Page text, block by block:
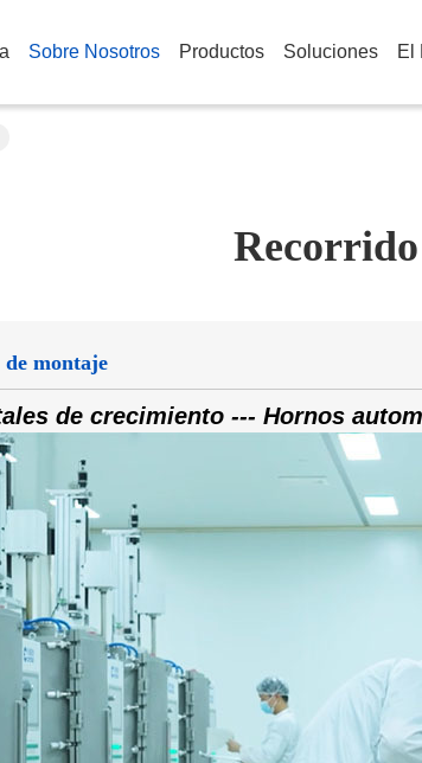
Sobre Nosotros Productos Soluciones El
montaje
de crecimiento --- Hornos